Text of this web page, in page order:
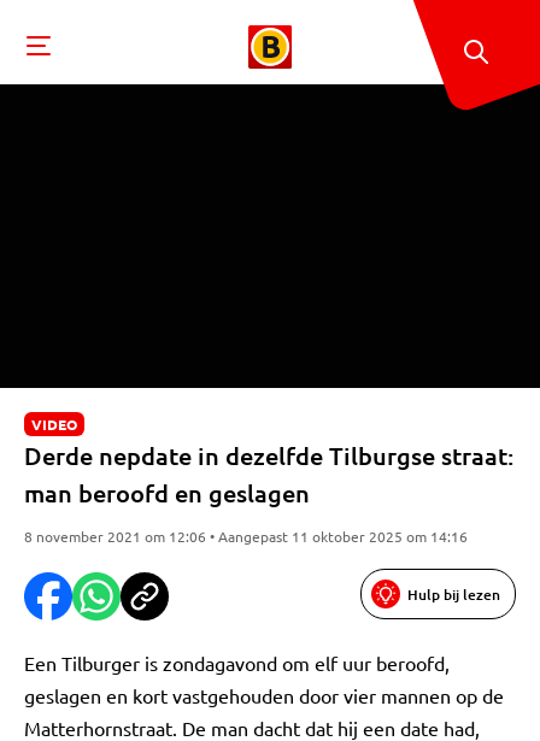
VIDEO
Derde nepdate in dezelfde Tilburgse straat:
man beroofd en geslagen
8 november 2021 om 12:06 • Aangepast 11 oktober 2025 om 14:16
Hulp bij lezen
Een Tilburger is zondagavond om elf uur beroofd,
geslagen en kort vastgehouden door vier mannen op de
Matterhornstraat. De man dacht dat hij een date had,